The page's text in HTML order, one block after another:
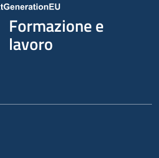
Formazione e
lavoro